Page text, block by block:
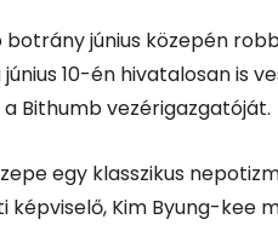
botrány június közepén
10-én hivatalosan is
Bithumb vezérigazgatóját.
egy klasszikus
képviselő, Kim Byung-kee